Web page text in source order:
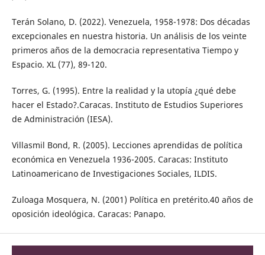
Terán Solano, D. (2022). Venezuela, 1958-1978: Dos décadas
excepcionales en nuestra historia. Un análisis de los veinte
primeros años de la democracia representativa Tiempo y
Espacio. XL (77), 89-120.
Torres, G. (1995). Entre la realidad y la utopía ¿qué debe
hacer el Estado?.Caracas. Instituto de Estudios Superiores
de Administración (IESA).
Villasmil Bond, R. (2005). Lecciones aprendidas de política
económica en Venezuela 1936-2005. Caracas: Instituto
Latinoamericano de Investigaciones Sociales, ILDIS.
Zuloaga Mosquera, N. (2001) Política en pretérito.40 años de
oposición ideológica. Caracas: Panapo.